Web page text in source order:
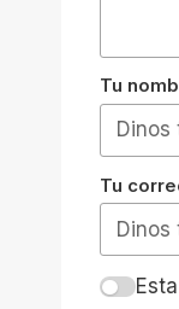
Tu
Tu